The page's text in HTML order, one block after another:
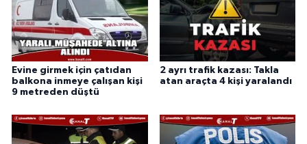
Evine girmek için çatıdan
balkona inmeye çalışan kişi
9 metreden düştü
2 ayrı trafik kazası: Takla
atan araçta 4 kişi yaralandı